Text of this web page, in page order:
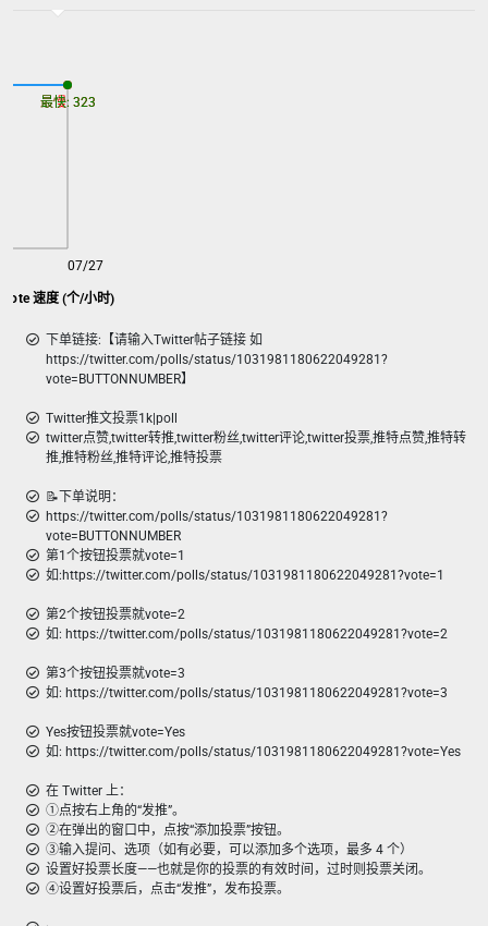
速度 (个/小时)
07/27
最慢: 323
最快: 323
下单链接:【请输入Twitter帖子链接 如
https://twitter.com/polls/status/1031981180622049281?
vote=BUTTONNUMBER】
Twitter推文投票1k|poll
twitter点赞,twitter转推,twitter粉丝,twitter评论,twitter投票,推特点赞,推特转
推,推特粉丝,推特评论,推特投票
📝下单说明：
https://twitter.com/polls/status/1031981180622049281?
vote=BUTTONNUMBER
第1个按钮投票就vote=1
如:https://twitter.com/polls/status/1031981180622049281?vote=1
第2个按钮投票就vote=2
如: https://twitter.com/polls/status/1031981180622049281?vote=2
第3个按钮投票就vote=3
如: https://twitter.com/polls/status/1031981180622049281?vote=3
Yes按钮投票就vote=Yes
如: https://twitter.com/polls/status/1031981180622049281?vote=Yes
在 Twitter 上：
①点按右上角的“发推”。
②在弹出的窗口中，点按“添加投票”按钮。
③输入提问、选项（如有必要，可以添加多个选项，最多 4 个）
设置好投票长度——也就是你的投票的有效时间，过时则投票关闭。
④设置好投票后，点击“发推”，发布投票。